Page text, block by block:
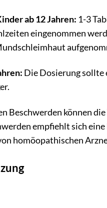
ab 12 Jahren: 1-3
eingenommen
Die Dosierung sollte
Beschwerden können
empfiehlt sich
homöopathischen